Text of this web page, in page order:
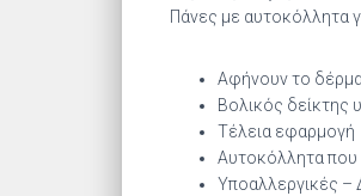
Πάνες με αυτοκόλλητα
Αφήνουν το δέρμα
Βολικός δείκτης
Tέλεια εφαρμογή
Αυτοκόλλητα που
Υποαλλεργικές –